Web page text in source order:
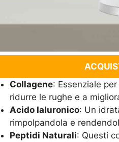
Collagene: Essenziale
ridurre le rughe e a
Acido Ialuronico: Un
rimpolpandola e
Peptidi Naturali: Questi